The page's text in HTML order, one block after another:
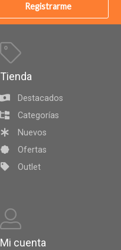
Registrarme
Tienda
Destacados
Categorías
Nuevos
Ofertas
Outlet
Mi cuenta